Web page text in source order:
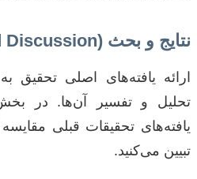
نتایج و بحث (Results and Discussion)
ارائه یافته‌های اصلی
تحلیل و تفسیر آن‌ها. در
یافته‌های تحقیقات قبلی
تبیین می‌کنید.